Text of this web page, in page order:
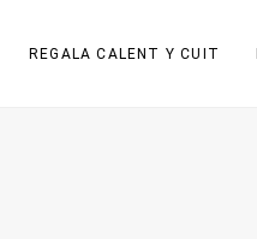
REGALA CALENT Y CUIT